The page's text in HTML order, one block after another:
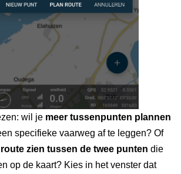
wil je meer tussenpunten plannen
specifieke vaarweg af te leggen? Of
zien tussen de twee punten die
op de kaart? Kies in het venster dat